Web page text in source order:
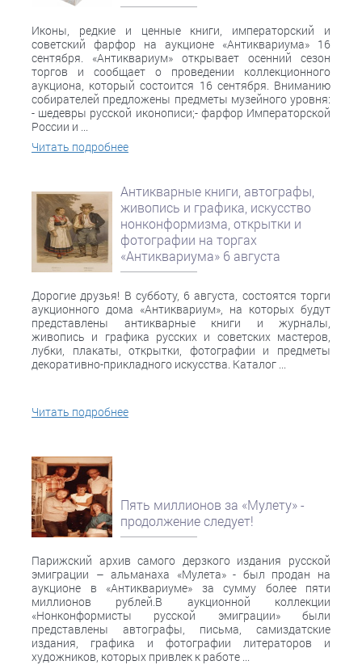
Иконы, редкие и ценные книги, императорский и
советский фарфор на аукционе «Антиквариума» 16
сентября. «Антиквариум» открывает осенний сезон
торгов и сообщает о проведении коллекционного
аукциона, который состоится 16 сентября. Вниманию
собирателей предложены предметы музейного уровня:
- шедевры русской иконописи;- фарфор Императорской
России и ...
Читать подробнее
Антикварные книги, автографы,
живопись и графика, искусство
нонконформизма, открытки и
фотографии на торгах
«Антиквариума» 6 августа
Дорогие друзья! В субботу, 6 августа, состоятся торги
аукционного дома «Антиквариум», на которых будут
представлены антикварные книги и журналы,
живопись и графика русских и советских мастеров,
лубки, плакаты, открытки, фотографии и предметы
декоративно-прикладного искусства. Каталог ...
Читать подробнее
Пять миллионов за «Мулету» -
продолжение следует!
Парижский архив самого дерзкого издания русской
эмиграции – альманаха «Мулета» - был продан на
аукционе в «Антиквариуме» за сумму более пяти
миллионов рублей.В аукционной коллекции
«Нонконформисты русской эмиграции» были
представлены автографы, письма, самиздатские
издания, графика и фотографии литераторов и
художников, которых привлек к работе ...